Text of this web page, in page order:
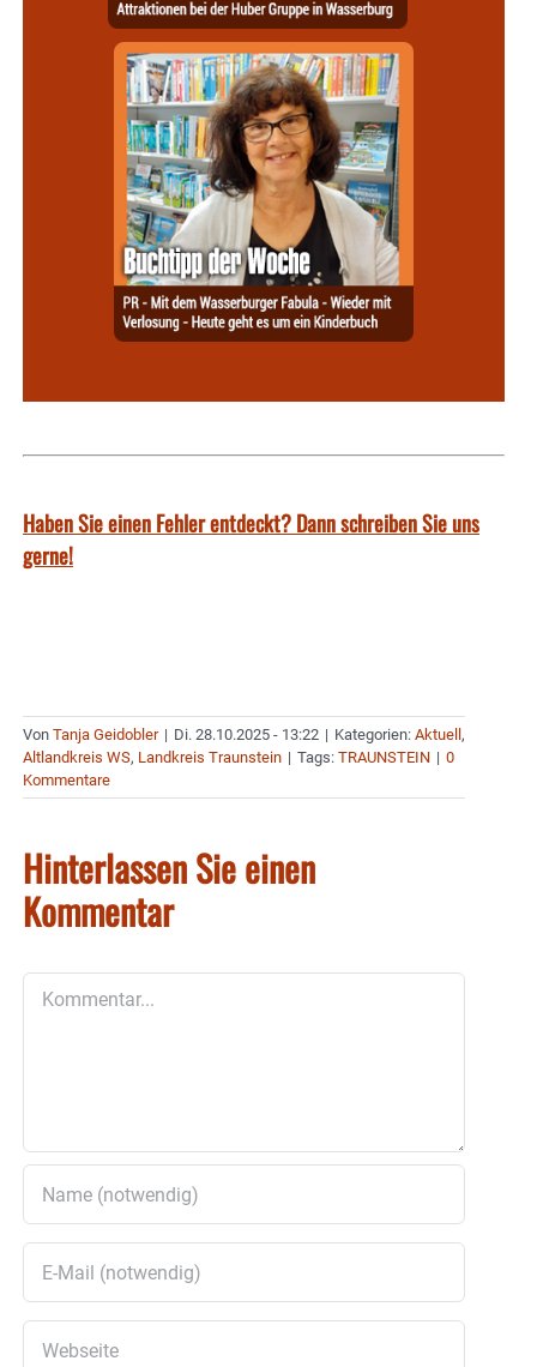
Haben Sie einen Fehler entdeckt? Dann schreiben Sie uns
gerne!
Von Tanja Geidobler | Di. 28.10.2025 - 13:22 | Kategorien: Aktuell ,
Altlandkreis WS, Landkreis Traunstein | Tags: TRAUNSTEIN | 0
Kommentare
Hinterlassen Sie einen
Kommentar